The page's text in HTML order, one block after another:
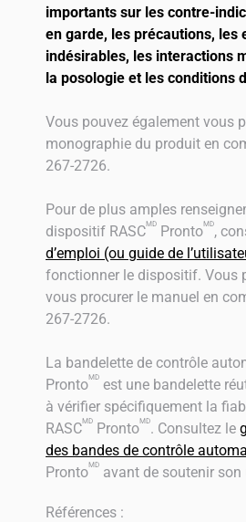
importants sur les contre-
en garde, les précautions, les
indésirables, les interactions
la posologie et les conditions
Vous pouvez également vous
monographie du produit en
267-2726.
Pour de plus amples
dispositif RASCMD ProntoMD,
d’emploi (ou guide de
fonctionner le dispositif. Vous
vous procurer le manuel en
267-2726.
La bandelette de contrôle
ProntoMD est une bandelette
à vérifier spécifiquement la
RASCMD ProntoMD. Consultez le
des bandes de contrôle
ProntoMD avant de soutenir
Références :